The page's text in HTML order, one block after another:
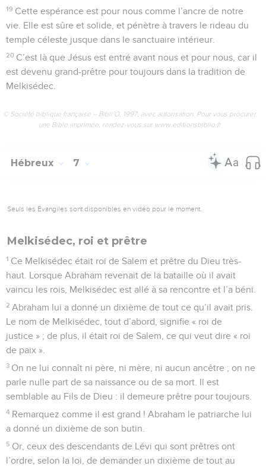
19 Cette espérance est pour nous comme l’ancre de notre
vie. Elle est sûre et solide, et pénètre à travers le rideau du
temple céleste jusque dans le sanctuaire intérieur.
20 C’est là que Jésus est entré avant nous et pour nous, car il
est devenu grand-prêtre pour toujours dans la tradition de
Melkisédec.
© Société biblique française – Bibli’O, 1997, avec autorisation. Pour vous procurer
une Bible imprimée, rendez-vous sur www.editionsbiblio.fr
Hébreux 7
Seuls les Évangiles sont disponibles en vidéo pour le moment.
Melkisédec, roi et prêtre
1 Ce Melkisédec était roi de Salem et prêtre du Dieu très-
haut. Lorsque Abraham revenait de la bataille où il avait
vaincu les rois, Melkisédec est allé à sa rencontre et l’a béni.
2 Abraham lui a donné un dixième de tout ce qu’il avait pris.
Le nom de Melkisédec, tout d’abord, signifie « roi de
justice » ; de plus, il était roi de Salem, ce qui veut dire « roi
de paix ».
3 On ne lui connaît ni père, ni mère, ni aucun ancêtre ; on ne
parle nulle part de sa naissance ou de sa mort. Il est
semblable au Fils de Dieu : il demeure prêtre pour toujours.
4 Remarquez comme il est grand ! Abraham le patriarche lui
a donné un dixième de son butin.
5 Or, ceux des descendants de Lévi qui sont prêtres ont
l’ordre, selon la loi, de demander un dixième de tout au